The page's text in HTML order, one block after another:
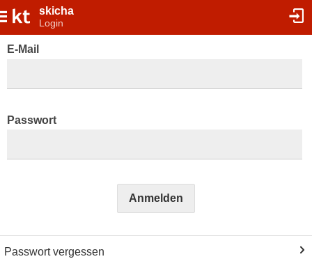
skicha
Login
E-Mail
Passwort
Anmelden
Passwort vergessen